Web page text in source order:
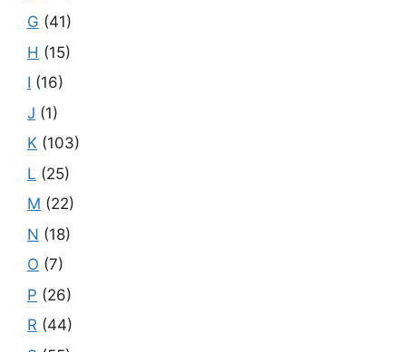
G (41)
H (15)
I (16)
J (1)
K (103)
L (25)
M (22)
N (18)
O (7)
P (26)
R (44)